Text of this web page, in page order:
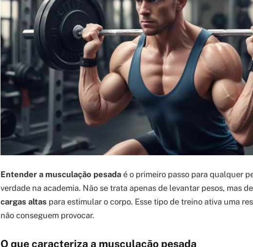
Entender a musculação pesada é o primeiro passo para qualquer
verdade na academia. Não se trata apenas de levantar pesos, mas
cargas altas para estimular o corpo. Esse tipo de treino ativa uma
não conseguem provocar.
O que caracteriza a musculação pesada